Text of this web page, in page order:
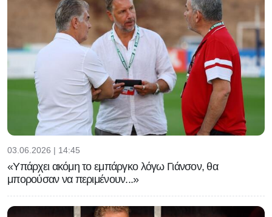
03.06.2026 | 14:45
«Υπάρχει ακόμη το εμπάργκο λόγω Γιάνσον, θα
μπορούσαν να περιμένουν...»